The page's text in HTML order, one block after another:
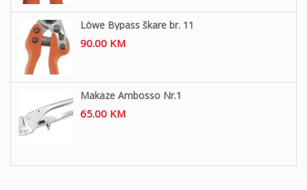
Löwe Bypass škare br. 11
90.00 KM
Makaze Ambosso Nr.1
65.00 KM